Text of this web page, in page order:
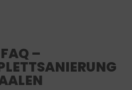
FAQ –